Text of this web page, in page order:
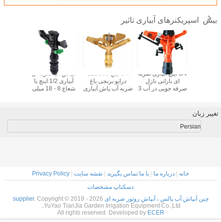
بیش اسپریکنرهای آبیاری تاثیر
آبپاش آب ضربه ای
آبیاری 1/2 اینچ با
شعاع 8 - 18 میلی
3/4 اینچ 360 دنده
درایو برنجی باغ
ضربه آب پاش آبیاری
3/4 اینچ آبیاری ضربه
ای بارانی نازل
صرفه جویی در آب 3
تغییر زبان
Persian
خانه | درباره ما | با ما تماس بگیرید | نقشه سایت |
Privacy Policy
دسکتاپ مشخصات
چین آبپاش آب پالس ، آبپاش روتور ضربه ای supplier. Copyright © 2019 - 2026
YuYao TianJia Garden Irrigation Equipment Co.,Ltd..
All rights reserved. Developed by ECER